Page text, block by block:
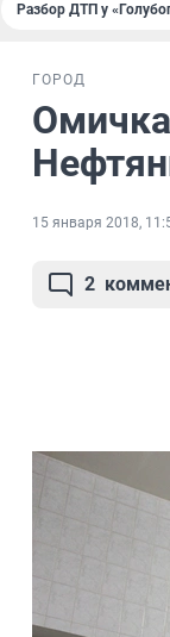
Разбор ДТП у
ГОРОД
15 января 2018,
2